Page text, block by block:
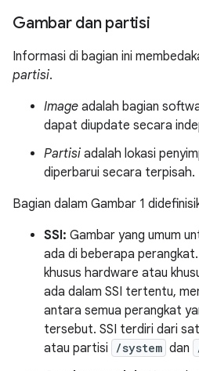
Gambar dan partisi
Informasi di bagian ini
partisi.
Image adalah bagian
dapat diupdate secara
Partisi adalah lokasi
diperbarui secara terpisah.
Bagian dalam Gambar 1
SSI: Gambar yang umum
ada di beberapa
khusus hardware atau
ada dalam SSI tertentu,
antara semua perangkat
tersebut. SSI terdiri dari
atau partisi
/system dan